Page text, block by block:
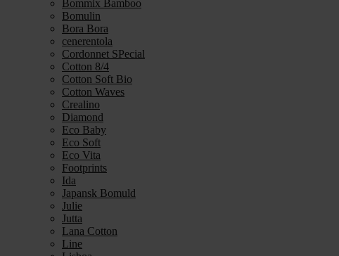
Bommix Bamboo
Bomulin
Bora Bora
cenerentola
Cordonnet SPecial
Cotton 8/4
Cotton Soft Bio
Cotton Waves
Crealino
Diamond
Eco Baby
Eco Soft
Eco Vita
Footprints
Ida
Japansk Bomuld
Julie
Jutta
Lana Cotton
Line